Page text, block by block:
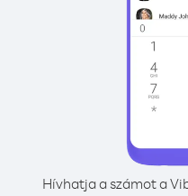
Hívhatja a számot a